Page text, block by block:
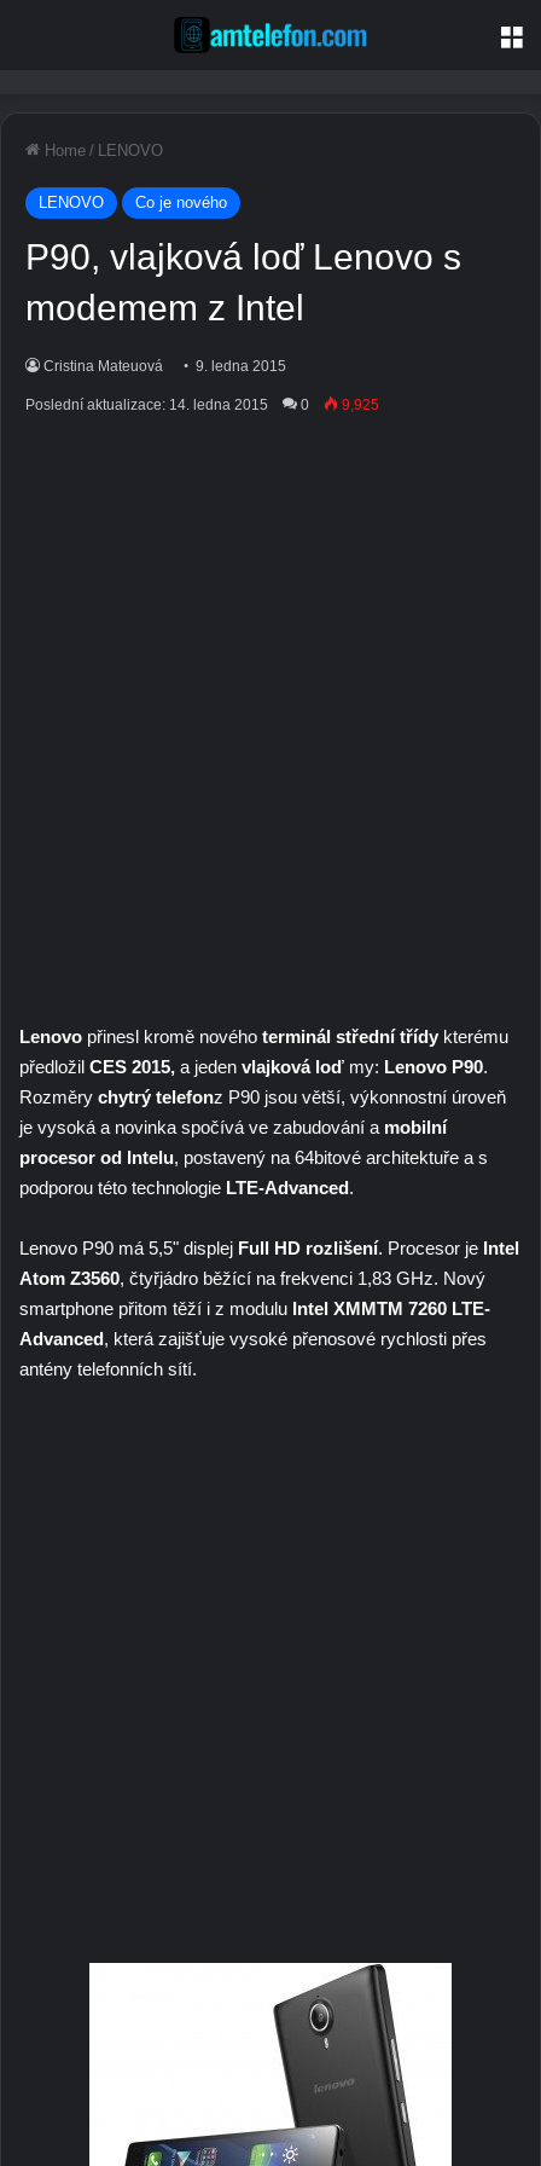
Home / LENOVO
LENOVO Co je nového
P90, vlajková loď Lenovo s
modemem z Intel
Cristina Mateuová 9. ledna 2015
Poslední aktualizace: 14. ledna 2015 0 9,925
Lenovo přinesl kromě nového terminál střední třídy kterému
předložil CES 2015, a jeden vlajková loď my: Lenovo P90.
Rozměry chytrý telefonz P90 jsou větší, výkonnostní úroveň
je vysoká a novinka spočívá ve zabudování a mobilní
procesor od Intelu, postavený na 64bitové architektuře a s
podporou této technologie LTE-Advanced.
Lenovo P90 má 5,5" displej Full HD rozlišení. Procesor je Intel
Atom Z3560, čtyřjádro běžící na frekvenci 1,83 GHz. Nový
smartphone přitom těží i z modulu Intel XMMTM 7260 LTE-
Advanced, která zajišťuje vysoké přenosové rychlosti přes
antény telefonních sítí.